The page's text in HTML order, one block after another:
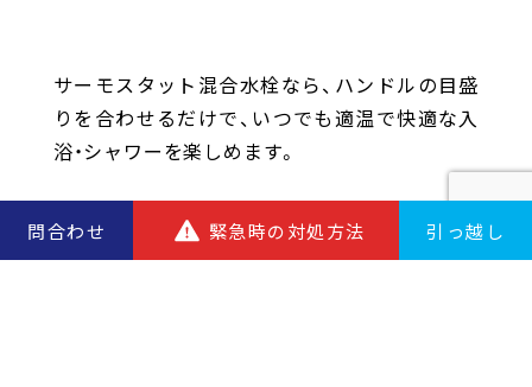
問合わせ 緊急時の対処方法 引っ越し
サーモスタット混合水栓なら、ハンドルの目盛
りを合わせるだけで、いつでも適温で快適な入
浴・シャワーを楽しめます。